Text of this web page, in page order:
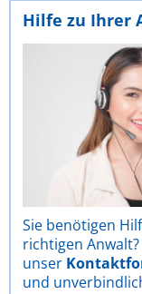
Hilfe zu Ihrer
Sie benötigen
richtigen
unser
und